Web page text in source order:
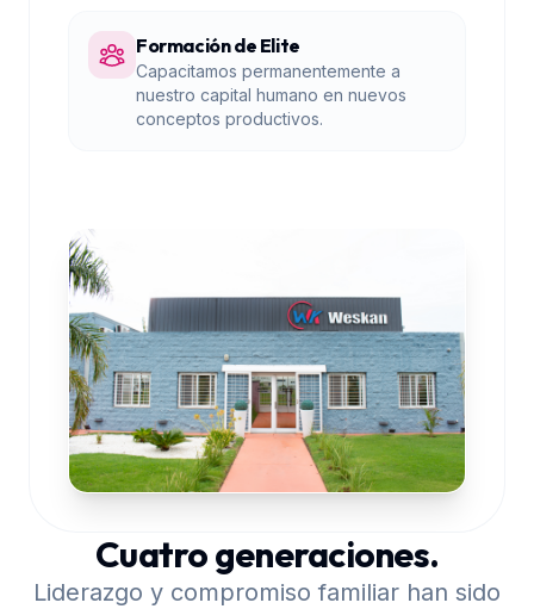
Formación de Elite
Capacitamos permanentemente a
nuestro capital humano en nuevos
conceptos productivos.
Cuatro generaciones.
Liderazgo y compromiso familiar han sido